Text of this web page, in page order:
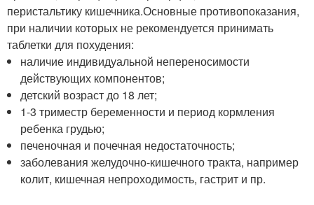
перистальтику кишечника.Основные противопоказания,
при наличии которых не рекомендуется принимать
таблетки для похудения:
наличие индивидуальной непереносимости
действующих компонентов;
детский возраст до 18 лет;
1-3 триместр беременности и период кормления
ребенка грудью;
печеночная и почечная недостаточность;
заболевания желудочно-кишечного тракта, например
колит, кишечная непроходимость, гастрит и пр.